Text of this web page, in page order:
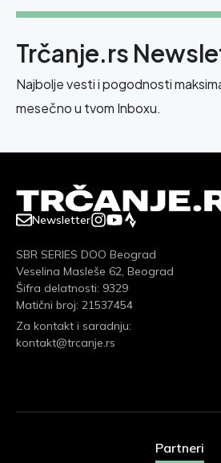
Trčanje.rs
Najbolje vesti i pogodnosti
mesečno u tvom Inboxu.
Newsletter
SBR SERIES DOO Beograd
Veselina Masleše 62, Beograd
Šifra delatnosti: 9329
Matični broj: 21537454
Za kontakt i saradnju:
kontakt@trcanje.rs
Partneri